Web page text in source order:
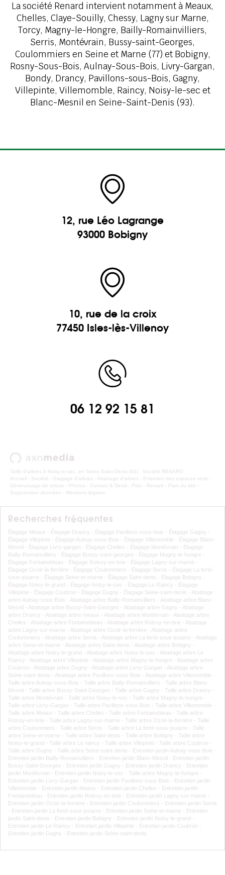
La société Renard intervient notamment à Meaux,
Chelles, Claye-Souilly, Chessy, Lagny sur Marne,
Torcy, Magny-le-Hongre, Bailly-Romainvilliers,
Serris, Montévrain, Bussy-saint-Georges,
Coulommiers en Seine et Marne (77) et Bobigny,
Rosny-Sous-Bois, Aulnay-Sous-Bois, Livry-Gargan,
Bondy, Drancy, Pavillons-sous-Bois, Gagny,
Villepinte, Villemomble, Raincy, Noisy-le-sec et
Blanc-Mesnil en Seine-Saint-Denis (93).
12, rue Léo Lagrange
93000 Bobigny
10, rue de la croix
77450 Isles-lès-Villenoy
06 12 92 15 81
Taille d’arbres à Noisy-le-sec, en Seine-Saint-Denis (93) : Société RENARD
Accueil
- Société - Elagage d’arbres - Abattage d’arbres - Entretien des espaces verts -
Démoussage de toiture - Photos - Contact & Devis - Plan - Renard - Plan du site -
Suppression données - Mentions légales
Recherches fréquentes
Élagage Meaux - Élagage Drancy - Élagage Pavillons-sous-bois - Élagage Gagny -
Élagage Villepinte - Élagage Aulnay-sous-Bois - Élagage Villemomble - Élagage Blanc-
Mesnil - Élagage Livry-gargan - Élagage Chelles - Élagage Montévrain - Élagage
Bailly-Romainvilliers - Élagage Bussy-saint-georges - Élagage Magny-le-hongre -
Élagage Fontainebleau - Élagage Roissy-en-brie - Élagage Lagny-sur-marne -
Élagage Ozoir-la-ferrière - Élagage Coulommiers - Élagage Serris - Élagage La ferté-
sous-jouarre - Élagage Seine-et-marne - Élagage Saint-denis - Élagage Bobigny -
Élagage Noisy-le-grand - Élagage Noisy-le-sec - Élagage Le Raincy - Élagage
Villepinte - Élagage Coubron - Élagage Dugny - Élagage Seine-saint-denis - Abattage
arbre Aulnay-sous-Bois - Abattage arbre Bailly-Romainvilliers - Abattage arbre Blanc-
Mesnil - Abattage arbre Bussy-Saint-Georges - Abattage arbre Gagny - Abattage
arbre Drancy - Abattage arbre meaux - Abattage arbre Montévrain - Abattage arbre
Chelles - Abattage arbre Fontainebleau - Abattage arbre Roissy-en-brie - Abattage
arbre Lagny-sur-marne - Abattage arbre Ozoir-la-ferrière - Abattage arbre
Coulommiers - Abattage arbre Serris - Abattage arbre La ferté-sous-jouarre - Abattage
arbre Seine-et-marne - Abattage arbre Saint-denis - Abattage arbre Bobigny -
Abattage arbre Noisy-le-grand - Abattage arbre Noisy-le-sec - Abattage arbre Le
Raincy - Abattage arbre Villepinte - Abattage arbre Magny-le-hongre - Abattage arbre
Coubron - Abattage arbre Dugny - Abattage arbre Livry-Gargan - Abattage arbre
Seine-saint-denis - Abattage arbre Pavillons-sous-Bois - Abattage arbre Villemomble -
Taille arbre Aulnay-sous-Bois - Taille arbre Bailly-Romainvilliers - Taille arbre Blanc-
Mesnil - Taille arbre Bussy-Saint-Georges - Taille arbre Gagny - Taille arbre Drancy -
Taille arbre Montévrain - Taille arbre Noisy-le-sec - Taille arbre Magny-le-hongre -
Taille arbre Livry-Gargan - Taille arbre Pavillons-sous-Bois - Taille arbre Villemomble -
Taille arbre Meaux - Taille arbre Chelles - Taille arbre Fontainebleau - Taille arbre
Roissy-en-brie - Taille arbre Lagny-sur-marne - Taille arbre Ozoir-la-ferrière - Taille
arbre Coulommiers - Taille arbre Serris - Taille arbre La ferté-sous-jouarre - Taille
arbre Seine-et-marne - Taille arbre Saint-denis - Taille arbre Bobigny - Taille arbre
Noisy-le-grand - Taille arbre Le raincy - Taille arbre Villepinte - Taille arbre Coubron -
Taille arbre Dugny - Taille arbre Seine-saint-denis - Entretien jardin Aulnay-sous-Bois -
Entretien jardin Bailly-Romainvilliers - Entretien jardin Blanc-Mesnil - Entretien jardin
Bussy-Saint-Georges - Entretien jardin Gagny - Entretien jardin Drancy - Entretien
jardin Montévrain - Entretien jardin Noisy-le-sec - Taille arbre Magny-le-hongre -
Entretien jardin Livry-Gargan - Entretien jardin Pavillons-sous-Bois - Entretien jardin
Villemomble - Entretien jardin Meaux - Entretien jardin Chelles - Entretien jardin
Fontainebleau - Entretien jardin Roissy-en-brie - Entretien jardin Lagny-sur-marne -
Entretien jardin Ozoir-la-ferrière - Entretien jardin Coulommiers - Entretien jardin Serris
- Entretien jardin La ferté-sous-jouarre - Entretien jardin Seine-et-marne - Entretien
jardin Saint-denis - Entretien jardin Bobigny - Entretien jardin Noisy-le-grand -
Entretien jardin Le Raincy - Entretien jardin Villepinte - Entretien jardin Coubron -
Entretien jardin Dugny - Entretien jardin Seine-saint-denis